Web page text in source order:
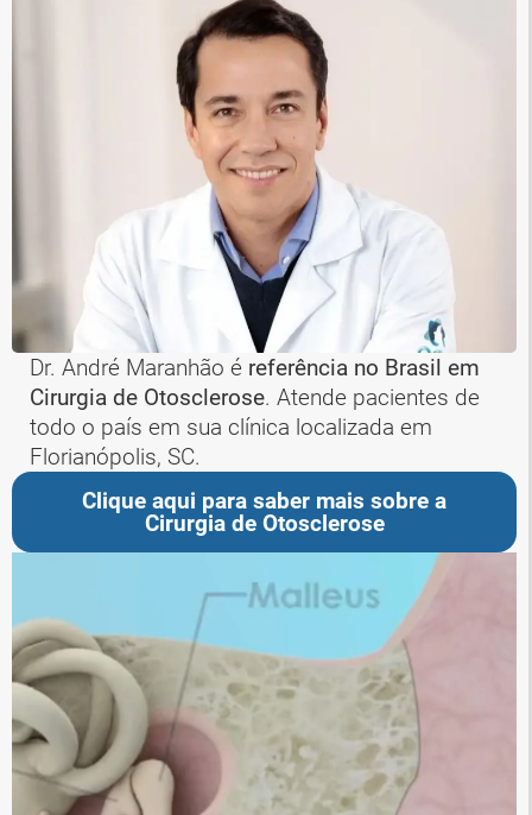
Dr. André Maranhão é referência no Brasil em
Cirurgia de Otosclerose. Atende pacientes de
todo o país em sua clínica localizada em
Florianópolis, SC.
Clique aqui para saber mais sobre a
Cirurgia de Otosclerose